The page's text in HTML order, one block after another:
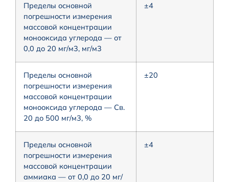
Пределы основной
погрешности измерения
массовой концентрации
монооксида углерода — от
0,0 до 20 мг/м3, мг/м3
±4
Пределы основной
погрешности измерения
массовой концентрации
монооксида углерода — Св.
20 до 500 мг/м3, %
±20
Пределы основной
погрешности измерения
массовой концентрации
аммиака — от 0,0 до 20 мг/
±4